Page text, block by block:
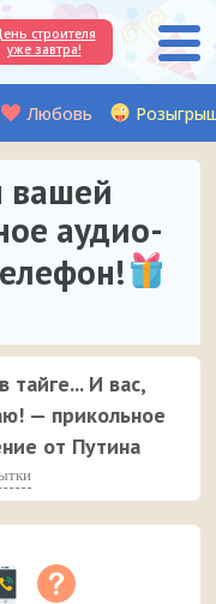
строителя
уже завтра!
Любовь
вашей
аудио-
тайге... И вас,
— прикольное
от Путина